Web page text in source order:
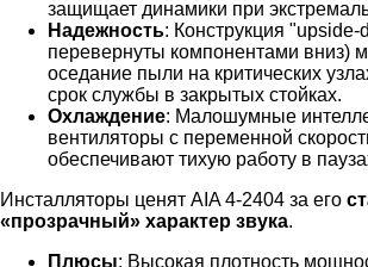
защищает динамики при
Надежность: Конструкция
перевернуты компонентами вниз)
оседание пыли на критических
срок службы в закрытых стойках.
Охлаждение: Малошумные
вентиляторы с переменной
обеспечивают тихую работу в
Инсталляторы ценят AIA 4-2404 за его
«прозрачный» характер звука.
Плюсы: Высокая плотность